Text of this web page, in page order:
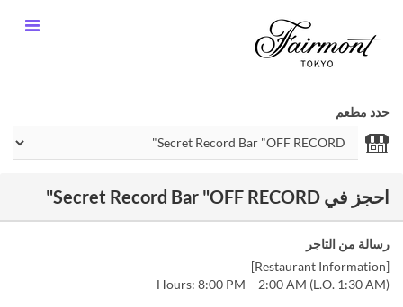
حدد مطعم
احجز في Secret Record Bar "OFF RECORD"
رسالة من التاجر
[Restaurant Information]
Hours: 8:00 PM – 2:00 AM (L.O. 1:30 AM)